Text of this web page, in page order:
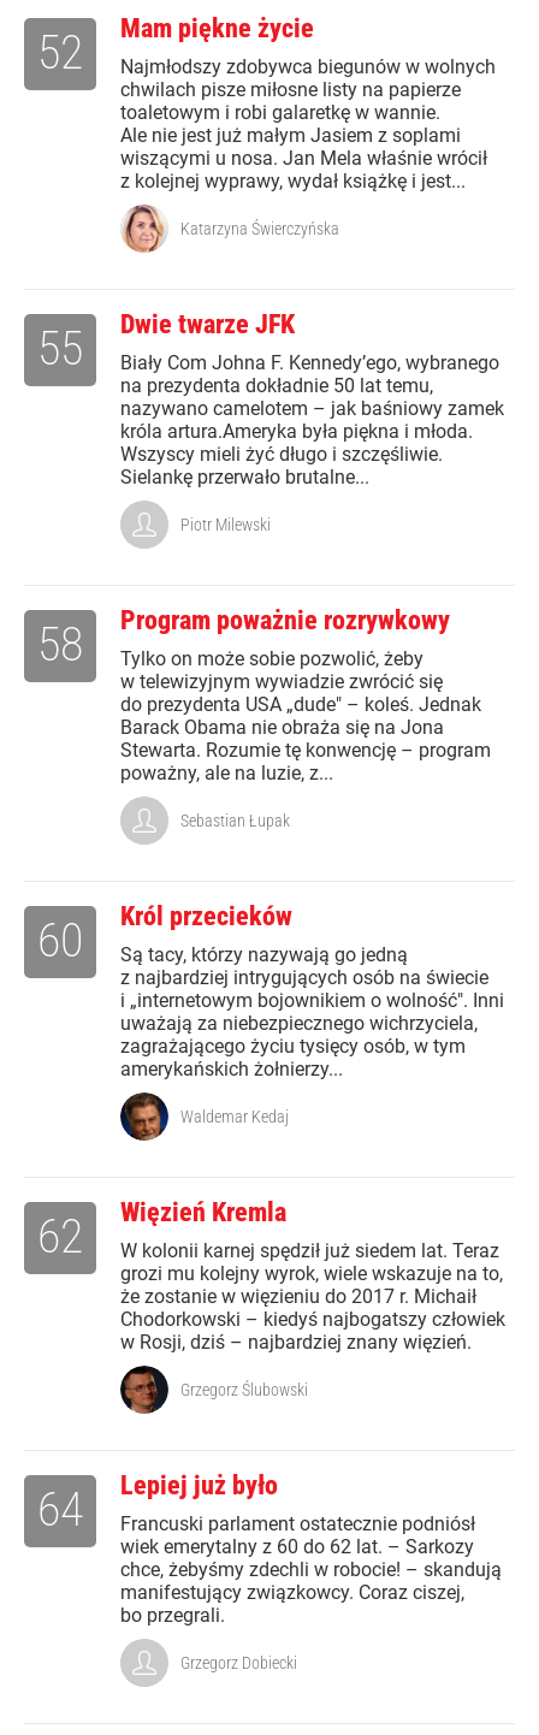
Mam piękne życie
Najmłodszy zdobywca biegunów w wolnych
chwilach pisze miłosne listy na papierze
toaletowym i robi galaretkę w wannie.
Ale nie jest już małym Jasiem z soplami
wiszącymi u nosa. Jan Mela właśnie wrócił
z kolejnej wyprawy, wydał książkę i jest...
52
Katarzyna Świerczyńska
Dwie twarze JFK
Biały Com Johna F. Kennedy’ego, wybranego
na prezydenta dokładnie 50 lat temu,
nazywano camelotem – jak baśniowy zamek
króla artura.Ameryka była piękna i młoda.
Wszyscy mieli żyć długo i szczęśliwie.
Sielankę przerwało brutalne...
55
Piotr Milewski
Program poważnie rozrywkowy
Tylko on może sobie pozwolić, żeby
w telewizyjnym wywiadzie zwrócić się
do prezydenta USA „dude" – koleś. Jednak
Barack Obama nie obraża się na Jona
Stewarta. Rozumie tę konwencję – program
poważny, ale na luzie, z...
58
Sebastian Łupak
Król przecieków
Są tacy, którzy nazywają go jedną
z najbardziej intrygujących osób na świecie
i „internetowym bojownikiem o wolność". Inni
uważają za niebezpiecznego wichrzyciela,
zagrażającego życiu tysięcy osób, w tym
amerykańskich żołnierzy...
60
Waldemar Kedaj
Więzień Kremla
W kolonii karnej spędził już siedem lat. Teraz
grozi mu kolejny wyrok, wiele wskazuje na to,
że zostanie w więzieniu do 2017 r. Michaił
Chodorkowski – kiedyś najbogatszy człowiek
w Rosji, dziś – najbardziej znany więzień.
62
Grzegorz Ślubowski
Lepiej już było
Francuski parlament ostatecznie podniósł
wiek emerytalny z 60 do 62 lat. – Sarkozy
chce, żebyśmy zdechli w robocie! – skandują
manifestujący związkowcy. Coraz ciszej,
bo przegrali.
64
Grzegorz Dobiecki